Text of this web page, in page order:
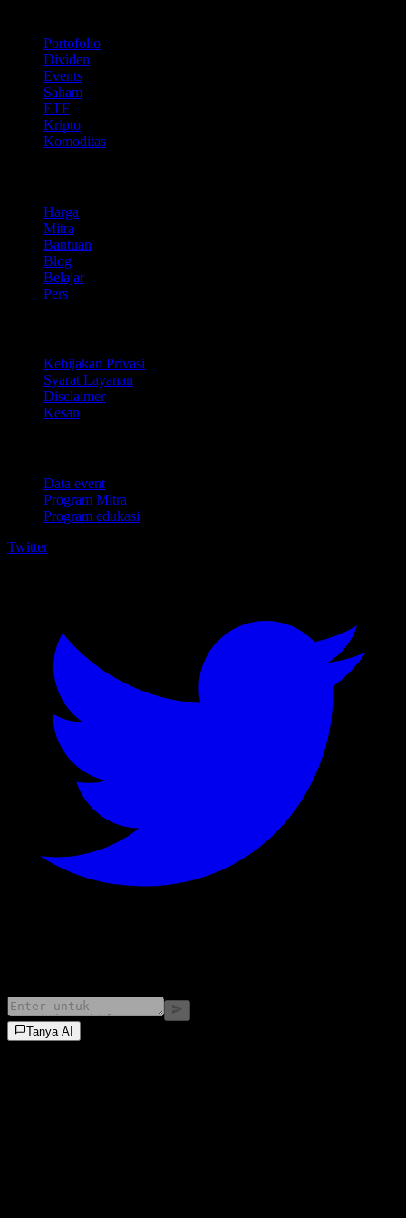
Portofolio
Dividen
Events
Saham
ETF
Kripto
Komoditas
Harga
Mitra
Bantuan
Blog
Belajar
Pers
Kebijakan Privasi
Syarat Layanan
Disclaimer
Kesan
Data event
Program Mitra
Program edukasi
Twitter
Tanya AI